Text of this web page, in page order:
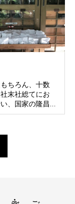
ちろん、十数
末社総てにお
、国家の隆昌...
ご由緒
参拝・ご祈願